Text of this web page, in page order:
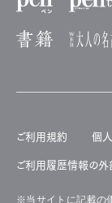
ご利用規約 個
ご利用履歴情報の外
※当サイトに記載の